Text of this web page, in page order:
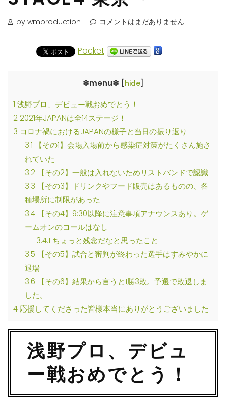
by wmproduction コメントはまだありません
Pocket
❇︎menu❇︎ [hide]
1 浅野プロ、デビュー戦おめでとう！
22021年JAPANは全14ステージ！
3 コロナ禍におけるJAPANの様子と当日の振り返り
3.1 【その1】会場入場前から感染症対策がたくさん施さ
れていた
3.2【その2】一般は入れないためリストバンドで認識
3.3 【その3】ドリンクやフード販売はあるものの、各
種場所に制限があった
3.4【その4】9:30以降に注意事項アナウンスあり。ゲ
ームオンのコールはなし
3.4.1 ちょっと残念だなと思ったこと
3.5 【その5】試合と審判が終わった選手はすみやかに
退場
3.6 【その6】結果から言うと1勝3敗。予選で敗退しま
した。
4 応援してくださった皆様本当にありがとうございました
浅野プロ、デビュ
ー戦おめでとう！